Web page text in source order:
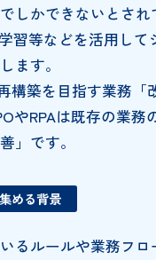
しかできないとされ
習等などを活用して
ます。
構築を目指す業務「
やRPAは既存の業務
」です。
める背景
るルールや業務フロ